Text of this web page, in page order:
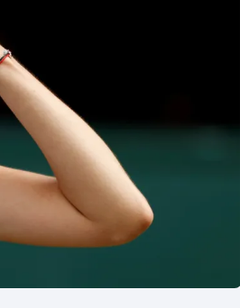
hry
volejbal
Volejbal